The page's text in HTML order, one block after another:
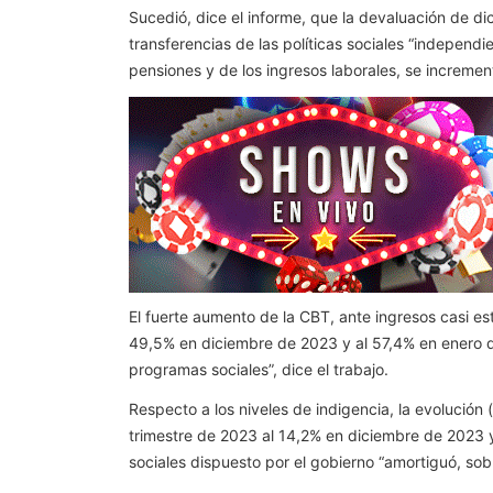
Sucedió, dice el informe, que la devaluación de
transferencias de las políticas sociales
pensiones y de los ingresos laborales, se
El fuerte aumento de la CBT, ante ingresos casi
49,5% en diciembre de 2023 y al 57,4% en
programas sociales”, dice el trabajo.
Respecto a los niveles de indigencia, la
trimestre de 2023 al 14,2% en diciembre de 2023
sociales dispuesto por el gobierno “amortiguó,